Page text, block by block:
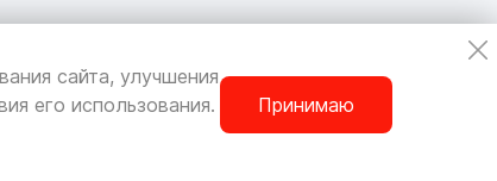
сайта, улучшения
его использования.
Принимаю